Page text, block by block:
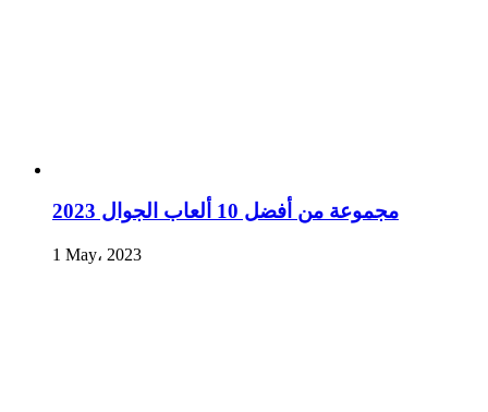
مجموعة من أفضل 10 ألعاب الجوال 2023
1 May، 2023